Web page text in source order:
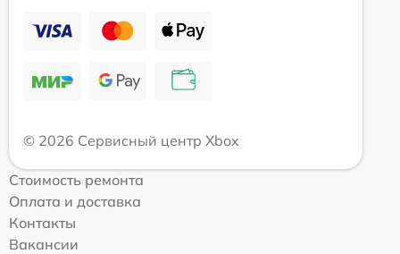
© 2026 Сервисный центр Xbox
Стоимость ремонта
Оплата и доставка
Контакты
Вакансии